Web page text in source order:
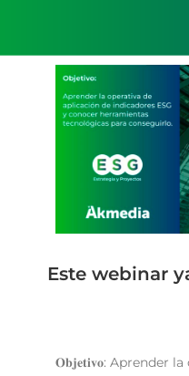
Este webinar
𝐎𝐛𝐣𝐞𝐭𝐢𝐯𝐨: Aprender